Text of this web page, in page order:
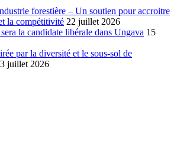
forestière – Un soutien pour accroitre
la compétitivité 22 juillet 2026
la candidate libérale dans Ungava 15
par la diversité et le sous-sol de
juillet 2026